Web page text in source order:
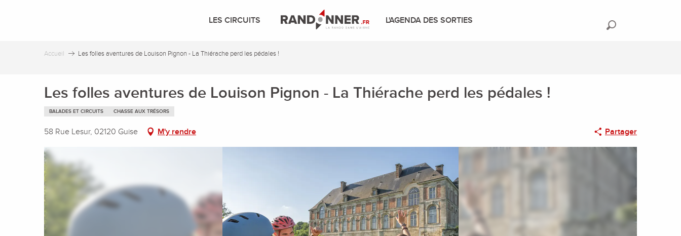
LES CIRCUITS L'AGENDA DES SORTIES
Accueil Les folles aventures de Louison Pignon - La Thiérache perd les pédales !
Les folles aventures de Louison Pignon - La Thiérache perd les pédales !
BALADES ET CIRCUITS CHASSE AUX TRÉSORS
58 Rue Lesur, 02120 Guise M'y rendre Partager